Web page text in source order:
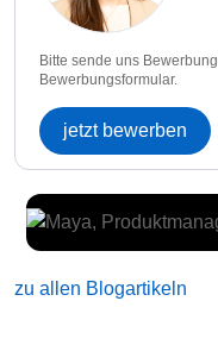
Bitte sende uns
Bewerbungsformular.
jetzt bewerben
zu allen Blogartikeln